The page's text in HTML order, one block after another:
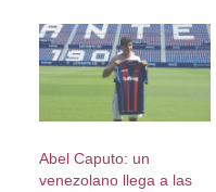
Abel Caputo: un
venezolano llega a las